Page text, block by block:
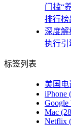
门槛“
排行榜
深度解
执行引
标签列表
美国电
iPhone
Google
Mac
Netflix